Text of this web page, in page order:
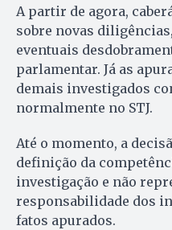
A partir de agora,
sobre novas
eventuais
parlamentar. Já as
demais investigados
normalmente no STJ.
Até o momento, a
definição da
investigação e não
responsabilidade dos
fatos apurados.